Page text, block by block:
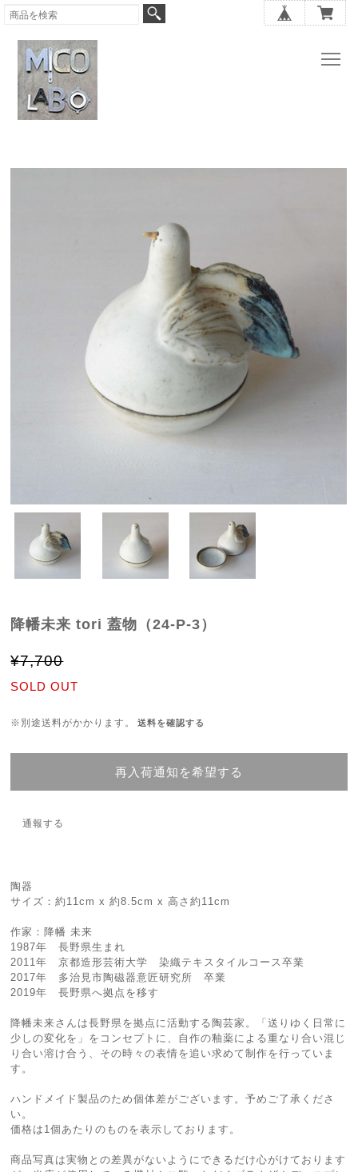
降幡未来 tori 蓋物（24-P-3）
¥7,700
SOLD OUT
※別途送料がかかります。 送料を確認する
再入荷通知を希望する
通報する
陶器
サイズ：約11cm x 約8.5cm x 高さ約11cm
作家：降幡 未来
1987年 長野県生まれ
2011年 京都造形芸術大学 染織テキスタイルコース卒業
2017年 多治見市陶磁器意匠研究所 卒業
2019年 長野県へ拠点を移す
降幡未来さんは長野県を拠点に活動する陶芸家。「送りゆく日常に
少しの変化を」をコンセプトに、自作の釉薬による重なり合い混じ
り合い溶け合う、その時々の表情を追い求めて制作を行っていま
す。
ハンドメイド製品のため個体差がございます。予めご了承くださ
い。
価格は1個あたりのものを表示しております。
商品写真は実物との差異がないようにできるだけ心がけております